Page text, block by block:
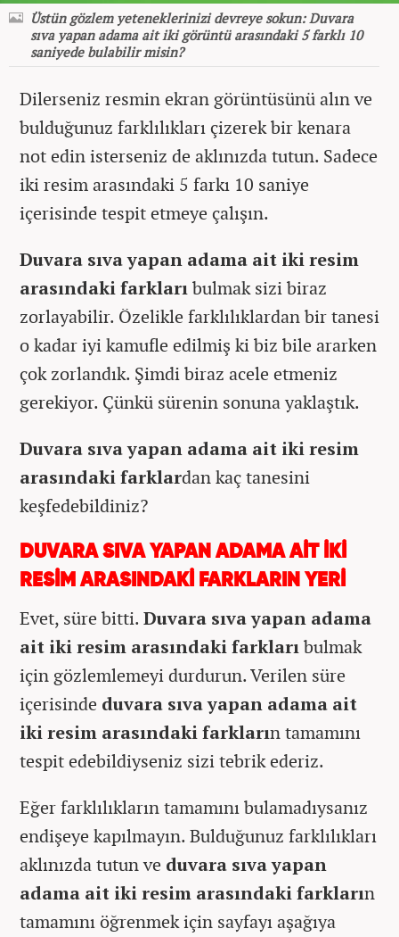
Üstün gözlem yeteneklerinizi devreye sokun: Duvara
sıva yapan adama ait iki görüntü arasındaki 5 farklı 10
saniyede bulabilir misin?
Dilerseniz resmin ekran görüntüsünü alın ve
bulduğunuz farklılıkları çizerek bir kenara
not edin isterseniz de aklınızda tutun. Sadece
iki resim arasındaki 5 farkı 10 saniye
içerisinde tespit etmeye çalışın.
Duvara sıva yapan adama ait iki resim
arasındaki farklarıbulmak sizi biraz
zorlayabilir. Özelikle farklılıklardan bir tanesi
o kadar iyi kamufle edilmiş ki biz bile ararken
çok zorlandık. Şimdi biraz acele etmeniz
gerekiyor. Çünkü sürenin sonuna yaklaştık.
Duvara sıva yapan adama ait iki resim
arasındaki farklardan kaç tanesini
keşfedebildiniz?
DUVARA SIVA YAPAN ADAMA AİT İKİ
RESİM ARASINDAKİ FARKLARIN YERİ
Evet, süre bitti.Duvara sıva yapan adama
ait iki resim arasındaki farklarıbulmak
için gözlemlemeyi durdurun. Verilen süre
içerisinde duvara sıva yapan adama ait
iki resim arasındaki farkların tamamını
tespit edebildiyseniz sizi tebrik ederiz.
Eğer farklılıkların tamamını bulamadıysanız
endişeye kapılmayın. Bulduğunuz farklılıkları
aklınızda tutun ve duvara sıva yapan
adama ait iki resim arasındaki farkların
tamamını öğrenmek için sayfayı aşağıya